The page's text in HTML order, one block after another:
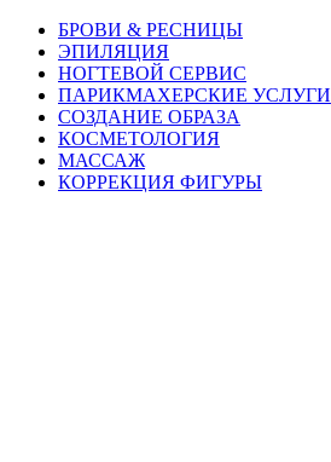
БРОВИ & РЕСНИЦЫ
ЭПИЛЯЦИЯ
НОГТЕВОЙ СЕРВИС
ПАРИКМАХЕРСКИЕ УСЛУГИ
СОЗДАНИЕ ОБРАЗА
КОСМЕТОЛОГИЯ
МАССАЖ
КОРРЕКЦИЯ ФИГУРЫ